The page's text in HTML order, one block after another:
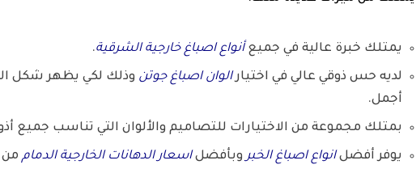
يمتلك خبرة عالية في جميعأنواع اصباغ خارجية الشرقية.
لديه حس ذوقي عالي في اختيارالوان اصباغ جوتن وذلك لكي يظهر شكل
أجمل.
بمتلك مجموعة من الاختيارات للتصاميم والألوان التي تناسب جميع
يوفر أفضلانواع اصباغ الخبر وبأفضلاسعار الدهانات الخارجية الدمام من